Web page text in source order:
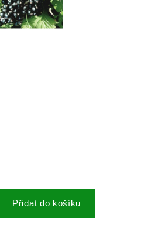
Přidat do košíku